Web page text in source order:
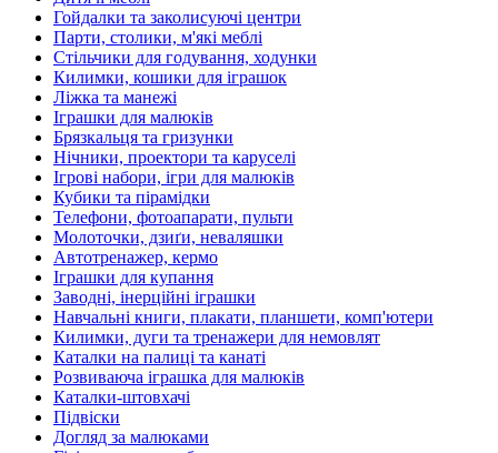
Гойдалки та заколисуючі центри
Парти, столики, м'які меблі
Стільчики для годування, ходунки
Килимки, кошики для іграшок
Ліжка та манежі
Іграшки для малюків
Брязкальця та гризунки
Нічники, проектори та каруселі
Ігрові набори, ігри для малюків
Кубики та пірамідки
Телефони, фотоапарати, пульти
Молоточки, дзиґи, неваляшки
Автотренажер, кермо
Іграшки для купання
Заводні, інерційні іграшки
Навчальні книги, плакати, планшети, комп'ютери
Килимки, дуги та тренажери для немовлят
Каталки на палиці та канаті
Розвиваюча іграшка для малюків
Каталки-штовхачі
Підвіски
Догляд за малюками